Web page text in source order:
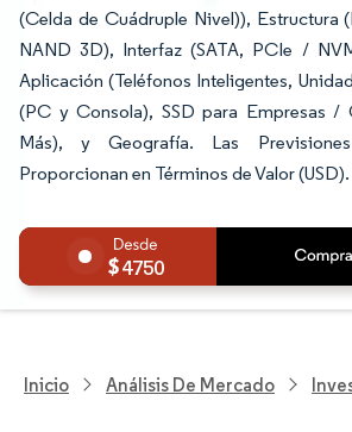
(Celda de Cuádruple Nivel)), Estructura
NAND 3D), Interfaz (SATA, PCIe /
Aplicación (Teléfonos Inteligentes,
(PC y Consola), SSD para Empresas
Más), y Geografía. Las
Proporcionan en Términos de Valor (USD).
4750
Inicio Análisis De Mercado